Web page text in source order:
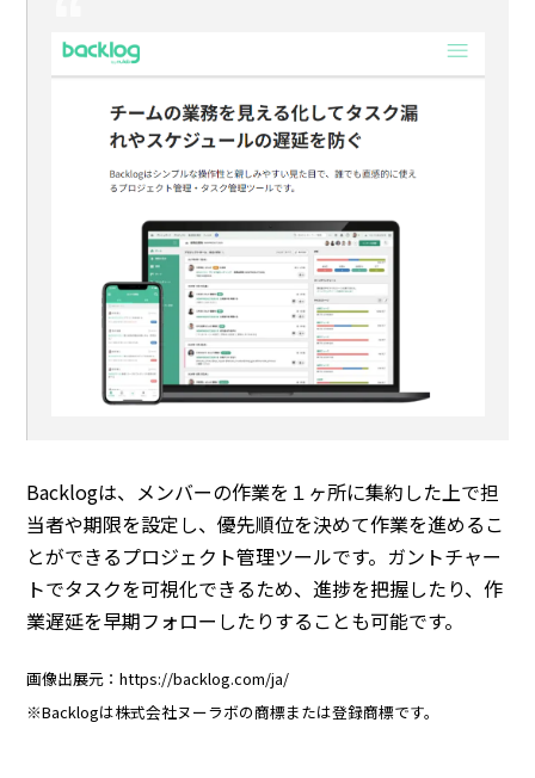
Backlogは、メンバーの作業を１ヶ所に集約した上で担
当者や期限を設定し、優先順位を決めて作業を進めるこ
とができるプロジェクト管理ツールです。ガントチャー
トでタスクを可視化できるため、進捗を把握したり、作
業遅延を早期フォローしたりすることも可能です。
画像出展元：https://backlog.com/ja/
※Backlogは株式会社ヌーラボの商標または登録商標です。